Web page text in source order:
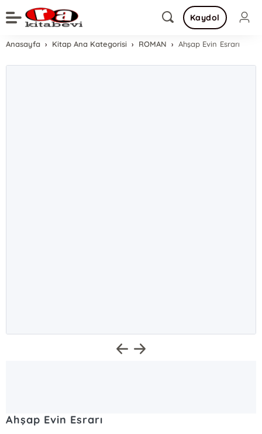
Kaydol
Anasayfa Kitap Ana Kategorisi ROMAN Ahşap Evin Esrarı
Ahşap Evin Esrarı